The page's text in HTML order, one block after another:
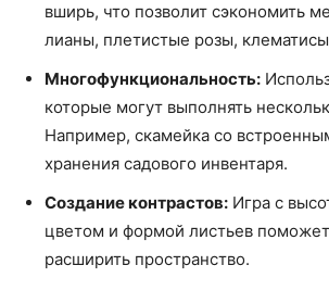
вширь, что позволит сэкономить
лианы, плетистые розы,
Многофункциональность:
которые могут выполнять
Например, скамейка со
хранения садового инвентаря.
Создание контрастов: Игра с
цветом и формой листьев
расширить пространство.